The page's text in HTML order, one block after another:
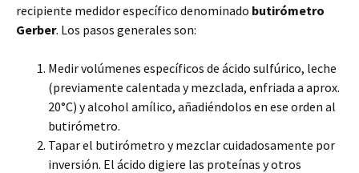
recipiente medidor específico denominado butirómetro
Gerber. Los pasos generales son:
Medir volúmenes específicos de ácido sulfúrico, leche
(previamente calentada y mezclada, enfriada a aprox.
20°C) y alcohol amílico, añadiéndolos en ese orden al
butirómetro.
Tapar el butirómetro y mezclar cuidadosamente por
inversión. El ácido digiere las proteínas y otros